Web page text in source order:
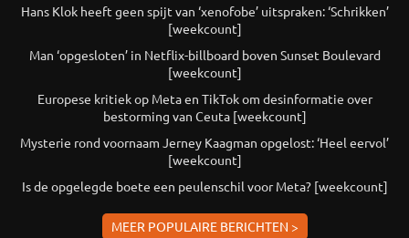
Hans Klok heeft geen spijt van ‘xenofobe’ uitspraken: ‘Schrikken’
[weekcount]
Man ‘opgesloten’ in Netflix-billboard boven Sunset Boulevard
[weekcount]
Europese kritiek op Meta en TikTok om desinformatie over
bestorming van Ceuta [weekcount]
Mysterie rond voornaam Jerney Kaagman opgelost: ‘Heel eervol’
[weekcount]
Is de opgelegde boete een peulenschil voor Meta? [weekcount]
MEER POPULAIRE BERICHTEN >